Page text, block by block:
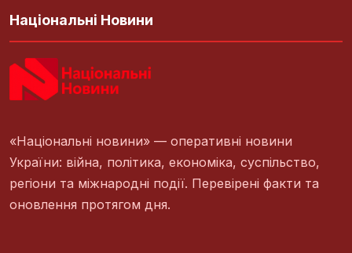
Національні Новини
«Національні новини» — оперативні новини
України: війна, політика, економіка, суспільство,
регіони та міжнародні події. Перевірені факти та
оновлення протягом дня.